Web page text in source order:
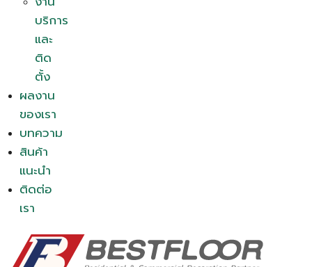
บริการ
และ
ติด
ตั้ง
ผลงาน
ของเรา
บทความ
สินค้า
แนะนำ
ติดต่อ
เรา